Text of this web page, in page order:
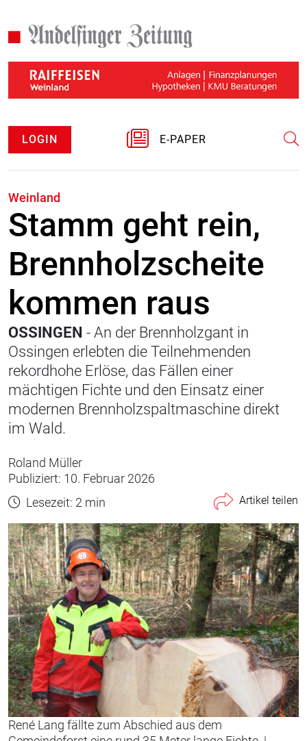
LOGIN E-PAPER
Weinland
Stamm geht rein,
Brennholzscheite
kommen raus
OSSINGEN - An der Brennholzgant in
Ossingen erlebten die Teilnehmenden
rekordhohe Erlöse, das Fällen einer
mächtigen Fichte und den Einsatz einer
modernen Brennholzspaltmaschine direkt
im Wald.
Roland Müller
Publiziert: 10. Februar 2026
Lesezeit: 2 min
Artikel teilen
René Lang fällte zum Abschied aus dem